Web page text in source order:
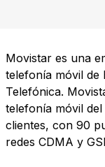
Movistar es una
telefonía móvil de
Telefónica.
telefonía móvil
clientes, con 90
redes CDMA y